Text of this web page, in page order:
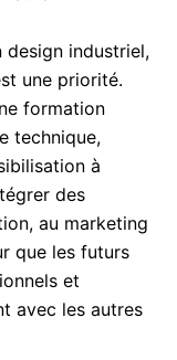
design industriel,
une priorité.
formation
technique,
à
des
au marketing
que les futurs
et
avec les autres